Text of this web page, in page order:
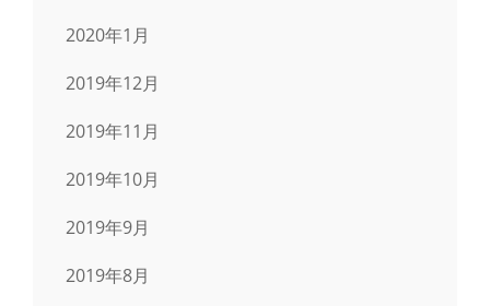
2020年1月
2019年12月
2019年11月
2019年10月
2019年9月
2019年8月